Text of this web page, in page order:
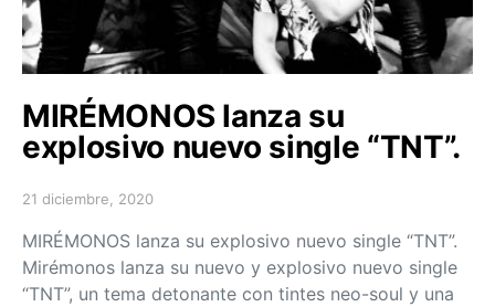
MIRÉMONOS lanza su
explosivo nuevo single “TNT”.
Posted on
21 diciembre, 2020
MIRÉMONOS lanza su explosivo nuevo single “TNT”.
Mirémonos lanza su nuevo y explosivo nuevo single
“TNT”, un tema detonante con tintes neo-soul y una